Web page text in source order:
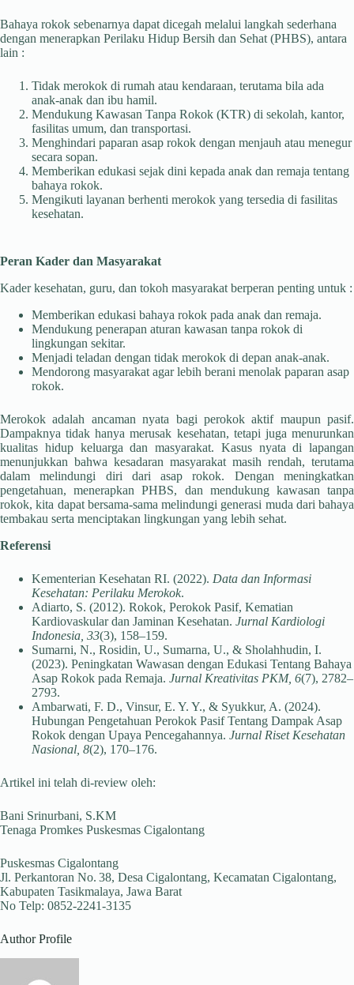
Bahaya rokok sebenarnya dapat dicegah melalui langkah sederhana
dengan menerapkan Perilaku Hidup Bersih dan Sehat (PHBS), antara
lain :
Tidak merokok di rumah atau kendaraan, terutama bila ada
anak-anak dan ibu hamil.
Mendukung Kawasan Tanpa Rokok (KTR) di sekolah, kantor,
fasilitas umum, dan transportasi.
Menghindari paparan asap rokok dengan menjauh atau menegur
secara sopan.
Memberikan edukasi sejak dini kepada anak dan remaja tentang
bahaya rokok.
Mengikuti layanan berhenti merokok yang tersedia di fasilitas
kesehatan.
Peran Kader dan Masyarakat
Kader kesehatan, guru, dan tokoh masyarakat berperan penting untuk :
Memberikan edukasi bahaya rokok pada anak dan remaja.
Mendukung penerapan aturan kawasan tanpa rokok di
lingkungan sekitar.
Menjadi teladan dengan tidak merokok di depan anak-anak.
Mendorong masyarakat agar lebih berani menolak paparan asap
rokok.
Merokok adalah ancaman nyata bagi perokok aktif maupun pasif.
Dampaknya tidak hanya merusak kesehatan, tetapi juga menurunkan
kualitas hidup keluarga dan masyarakat. Kasus nyata di lapangan
menunjukkan bahwa kesadaran masyarakat masih rendah, terutama
dalam melindungi diri dari asap rokok. Dengan meningkatkan
pengetahuan, menerapkan PHBS, dan mendukung kawasan tanpa
rokok, kita dapat bersama-sama melindungi generasi muda dari bahaya
tembakau serta menciptakan lingkungan yang lebih sehat.
Referensi
Kementerian Kesehatan RI. (2022). Data dan Informasi
Kesehatan: Perilaku Merokok.
Adiarto, S. (2012). Rokok, Perokok Pasif, Kematian
Kardiovaskular dan Jaminan Kesehatan. Jurnal Kardiologi
Indonesia, 33(3), 158–159.
Sumarni, N., Rosidin, U., Sumarna, U., & Sholahhudin, I.
(2023). Peningkatan Wawasan dengan Edukasi Tentang Bahaya
Asap Rokok pada Remaja. Jurnal Kreativitas PKM, 6(7), 2782–
2793.
Ambarwati, F. D., Vinsur, E. Y. Y., & Syukkur, A. (2024).
Hubungan Pengetahuan Perokok Pasif Tentang Dampak Asap
Rokok dengan Upaya Pencegahannya. Jurnal Riset Kesehatan
Nasional, 8(2), 170–176.
Artikel ini telah di-review oleh:
Bani Srinurbani, S.KM
Tenaga Promkes Puskesmas Cigalontang
Puskesmas Cigalontang
Jl. Perkantoran No. 38, Desa Cigalontang, Kecamatan Cigalontang,
Kabupaten Tasikmalaya, Jawa Barat
No Telp: 0852-2241-3135
Author Profile